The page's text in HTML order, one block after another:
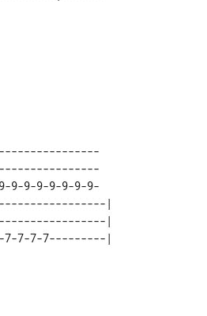
9-9-9-9-9-9-
|
|
7-7-7-7---------|